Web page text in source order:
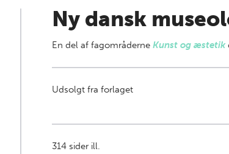
Ny dansk
En del af fagområderne Kunst og æstetik
Udsolgt fra forlaget
314sider ill.